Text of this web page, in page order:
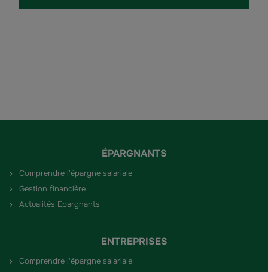
ÉPARGNANTS
Comprendre l'épargne salariale
Gestion financière
Actualités Épargnants
ENTREPRISES
Comprendre l'épargne salariale